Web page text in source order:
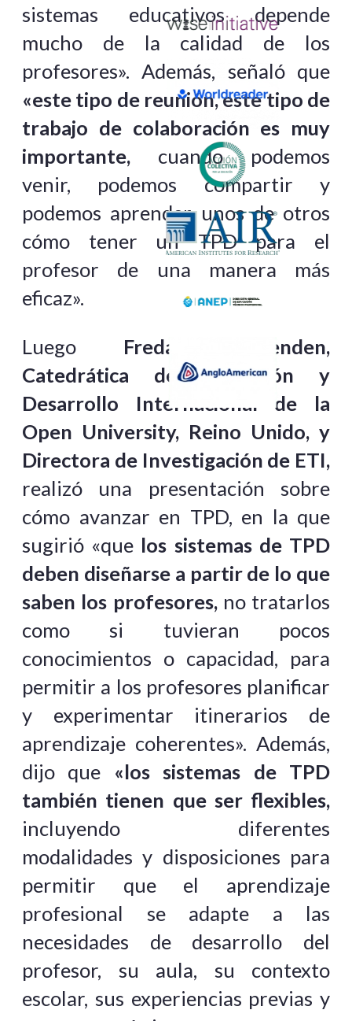
sistemas educativos depende
mucho de la calidad de los
profesores». Además, señaló que
«este tipo de reunión, este tipo de
trabajo de colaboración es muy
importante, cuando podemos
venir, podemos compartir y
podemos aprender unos de otros
cómo tener un TPD para el
profesor de una manera más
eficaz».
Luego Freda Wolfenden,
Catedrática de Educación y
Desarrollo Internacional de la
Open University, Reino Unido, y
Directora de Investigación de ETI,
realizó una presentación sobre
cómo avanzar en TPD, en la que
sugirió «que los sistemas de TPD
deben diseñarse a partir de lo que
saben los profesores,no tratarlos
como si tuvieran pocos
conocimientos o capacidad, para
permitir a los profesores planificar
y experimentar itinerarios de
aprendizaje coherentes». Además,
dijo que «los sistemas de TPD
también tienen que ser flexibles,
incluyendo diferentes
modalidades y disposiciones para
permitir que el aprendizaje
profesional se adapte a las
necesidades de desarrollo del
profesor, su aula, su contexto
escolar, sus experiencias previas y